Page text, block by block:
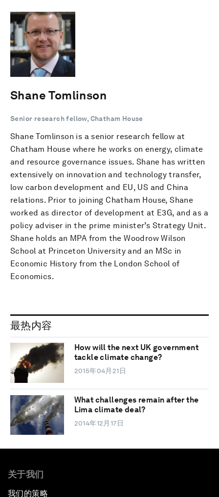
Shane Tomlinson
Senior research fellow, Chatham House
Shane Tomlinson is a senior research fellow at
Chatham House where he works on energy, climate
and resource governance issues. Shane has written
extensively on innovation and technology transfer,
low carbon development and EU, US and China
relations. Prior to joining Chatham House, Shane
worked as director of development at E3G, and as a
policy adviser in the prime minister’s Strategy Unit.
Shane holds an MPA from the Woodrow Wilson
School at Princeton University and an MSc in
Economic History from the London School of
Economics.
最热内容
How will the next UK government
tackle climate change?
2015年04月21日
What challenges remain after the
Lima climate deal?
2014年12月17日
关于我们
我们的策略